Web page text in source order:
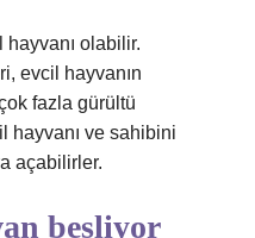
olabilir.
evcil hayvanın
fazla gürültü
hayvanı ve sahibini
açabilirler.
besliyor